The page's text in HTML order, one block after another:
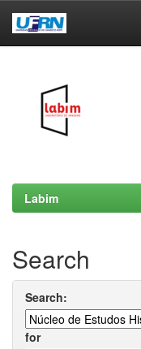
Labim
Search
Search:
for